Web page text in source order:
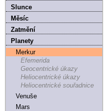
Slunce
Měsíc
Zatmění
Planety
Merkur
Efemerida
Geocentrické úkazy
Heliocentrické úkazy
Heliocentrické souřadnice
Venuše
Mars